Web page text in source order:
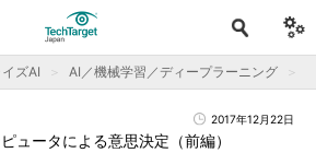
ズAI AI／機械学習／ディープラーニング
2017年12月22日
ュータによる意思決定（前編）